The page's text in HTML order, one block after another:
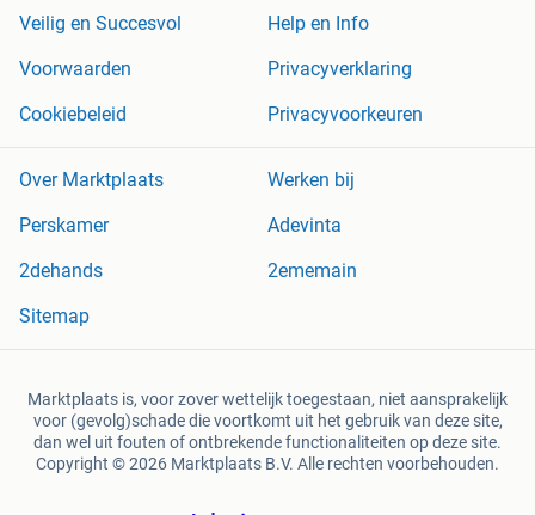
Veilig en Succesvol
Help en Info
Voorwaarden
Privacyverklaring
Cookiebeleid
Privacyvoorkeuren
Over Marktplaats
Werken bij
Perskamer
Adevinta
2dehands
2ememain
Sitemap
Marktplaats is, voor zover wettelijk toegestaan, niet aansprakelijk
voor (gevolg)schade die voortkomt uit het gebruik van deze site,
dan wel uit fouten of ontbrekende functionaliteiten op deze site.
Copyright © 2026 Marktplaats B.V. Alle rechten voorbehouden.